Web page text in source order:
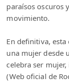
paraísos oscuros
movimiento.
En definitiva,
una mujer desde
celebra ser
(Web oficial de